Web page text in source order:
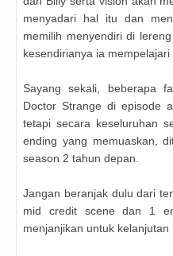
menyadari hal itu dan
memilih menyendiri di
kesendirianya ia mempelajari
Sayang sekali, beberapa
Doctor Strange di episode
tetapi secara keseluruhan
ending yang memuaskan,
season 2 tahun depan.
Jangan beranjak dulu dari
mid credit scene dan 1
menjanjikan untuk kelanjutan